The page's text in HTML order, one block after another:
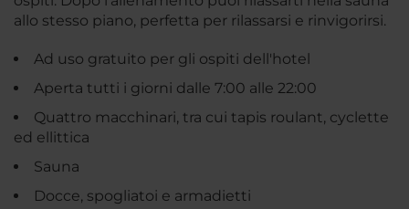
allo stesso piano, perfetta per rilassarsi e rinvigorirsi.
Ad uso gratuito per gli ospiti dell'hotel
Aperta tutti i giorni dalle 7:00 alle 22:00
Quattro macchinari, tra cui tapis roulant, cyclette
ed ellittica
Sauna
Docce, spogliatoi e armadietti